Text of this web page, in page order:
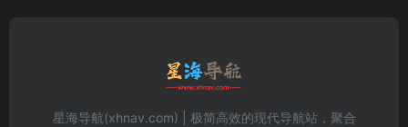
星海导航(xhnav.com) | 极简高效的现代导航站，聚合